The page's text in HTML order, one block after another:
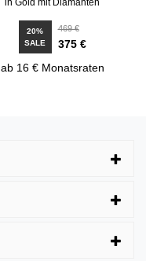
in Gold mit Diamanten
20%
SALE
469 €
375 €
ab 16 € Monatsraten